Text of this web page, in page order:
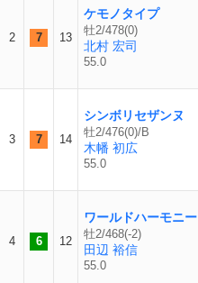
2 7 13
ケモノタイプ
牡2/478(0)
北村 宏司
55.0
3 7 14
シンボリセザンヌ
牡2/476(0)/B
木幡 初広
55.0
4 6 12
ワールドハーモニー
牡2/468(-2)
田辺 裕信
55.0